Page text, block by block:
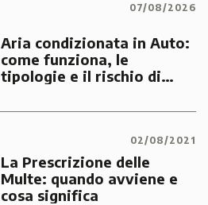
07/08/2026
Aria condizionata in Auto:
come funziona, le
tipologie e il rischio di
02/08/2021
La Prescrizione delle
Multe: quando avviene e
cosa significa